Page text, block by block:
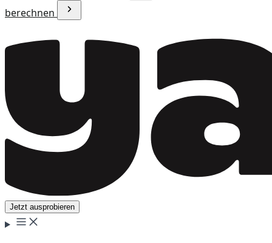
berechnen
Jetzt ausprobieren